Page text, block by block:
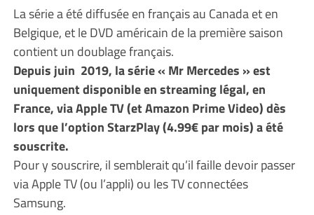
La série a été diffusée en français au Canada et en
Belgique, et le DVD américain de la première saison
contient un doublage français.
Depuis juin 2019, la série « Mr Mercedes » est
uniquement disponible en streaming légal, en
France, via Apple TV (et Amazon Prime Video) dès
lors que l’option StarzPlay (4.99€ par mois) a été
souscrite.
Pour y souscrire, il semblerait qu’il faille devoir passer
via Apple TV (ou l’appli) ou les TV connectées
Samsung.